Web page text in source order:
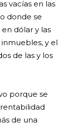
vacías en las
donde se
dólar y las
y el
de las y los
porque se
de una